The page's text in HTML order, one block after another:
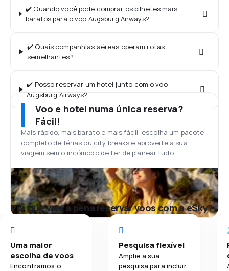
✔️ Quando você pode comprar os bilhetes mais
baratos para o voo Augsburg Airways?
✔️ Quais companhias aéreas operam rotas
semelhantes?
✔️ Posso reservar um hotel junto com o voo
Augsburg Airways?
Voo e hotel numa única reserva?
Fácil!
Mais rápido, mais barato e mais fácil: escolha um pacote
completo de férias ou city breaks e aproveite a sua
viagem sem o incómodo de ter de planear tudo.
Por que vale a pena reservar voos com a eSky?
Uma maior
escolha de voos
Encontramos o
Pesquisa flexível
Amplie a sua
pesquisa para incluir